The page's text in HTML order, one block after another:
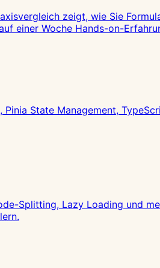
zeigt, wie Sie
einer Woche Hands-on-
State Management,
Splitting, Lazy Loading und